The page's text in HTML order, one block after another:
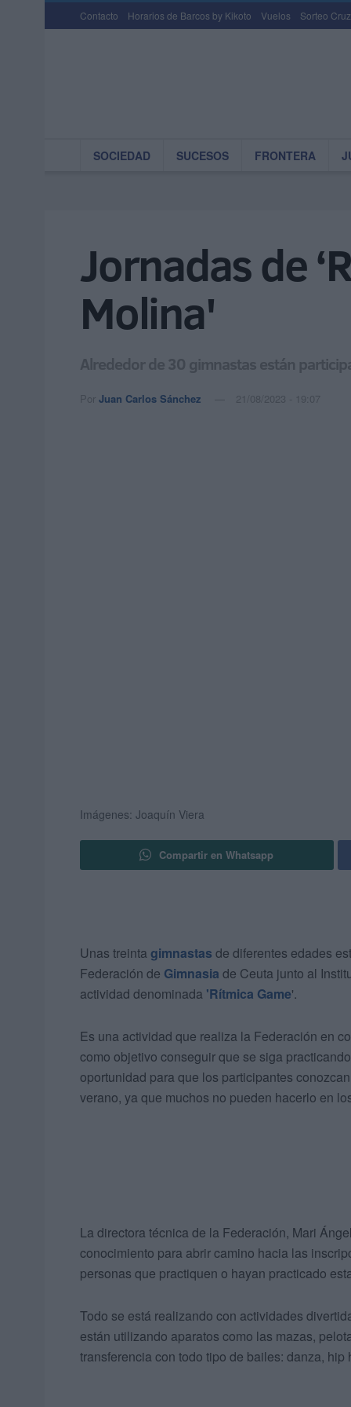
Contacto Horarios de Barcos by Kikoto Vuelos Sorteo
SOCIEDAD SUCESOS FRONTERA
Jornadas de
Molina'
Alrededor de 30 gimnastas están
Por Juan Carlos Sánchez 21/08/2023 - 19:07
Imágenes: Joaquín Viera
Compartir en Whatsapp
Unas treinta gimnastas de diferentes edades
Federación de Gimnasia de Ceuta junto al
actividad denominada 'Rítmica Game'.
Es una actividad que realiza la Federación en
como objetivo conseguir que se siga
oportunidad para que los participantes
verano, ya que muchos no pueden hacerlo en
La directora técnica de la Federación, Mari
conocimiento para abrir camino hacia las
personas que practiquen o hayan practicado
Todo se está realizando con actividades
están utilizando aparatos como las mazas,
transferencia con todo tipo de bailes: danza, hip